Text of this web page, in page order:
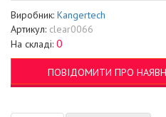
Виробник: Kangertech
Артикул: clear0066
На складі: 0
ПОВІДОМИТИ ПРО